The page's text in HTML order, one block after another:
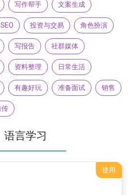
写作帮手 文案生成
投资与交易 角色扮演
写报告 社群媒体
资料整理 日常生活
有趣好玩 准备面试 销售
传
语言学习
使用